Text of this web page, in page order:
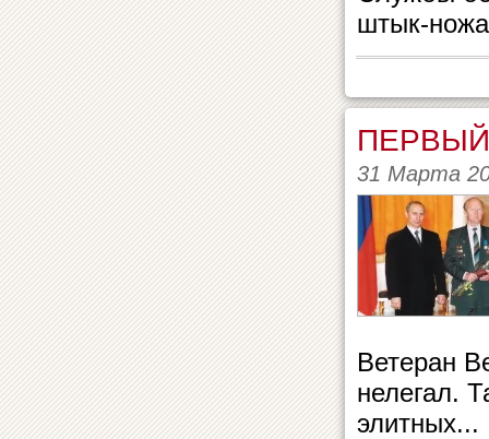
штык-
31 Марта
Ветеран
нелегал.
элитных...